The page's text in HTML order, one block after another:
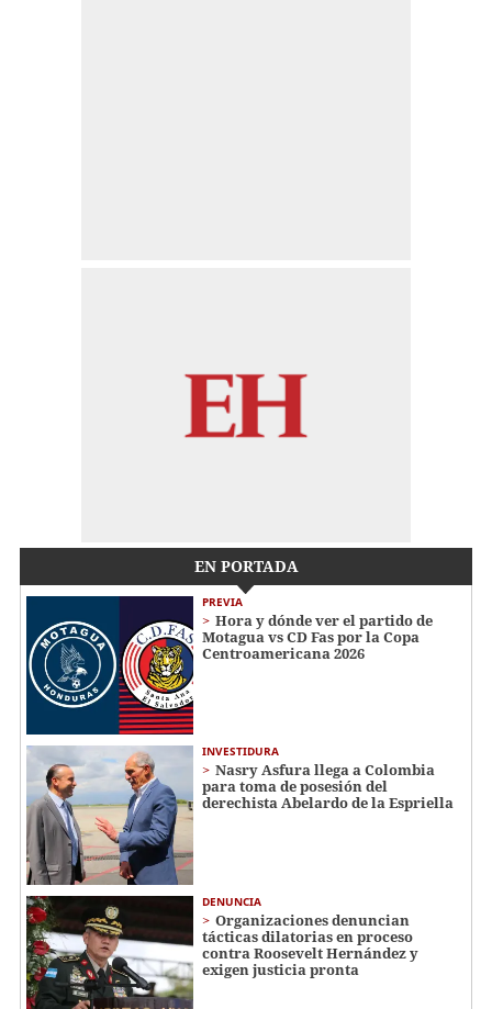
EN PORTADA
PREVIA
Hora y dónde ver el partido de
Motagua vs CD Fas por la Copa
Centroamericana 2026
INVESTIDURA
Nasry Asfura llega a Colombia
para toma de posesión del
derechista Abelardo de la Espriella
DENUNCIA
Organizaciones denuncian
tácticas dilatorias en proceso
contra Roosevelt Hernández y
exigen justicia pronta